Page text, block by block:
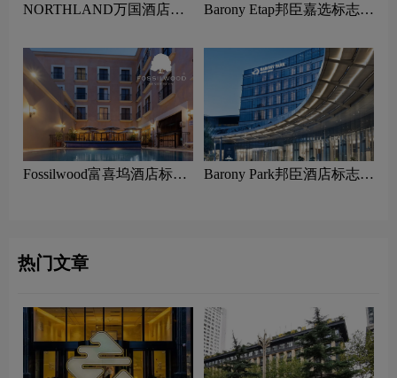
NORTHLAND万国酒店集
设计理念
Barony Etap邦臣嘉选标志设
Fossilwood富喜坞酒店标志
Barony Park邦臣酒店标志设
热门文章